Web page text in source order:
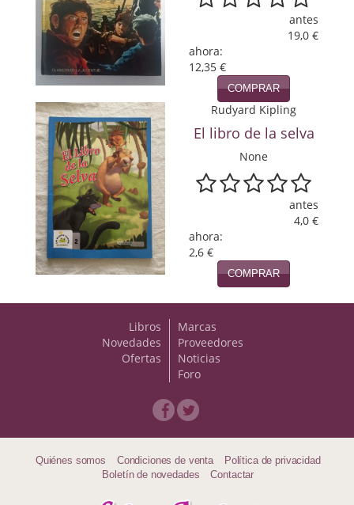
Tema Local
Terror
Terrorismo
Varios
Viajes
Viajesç
antes
19,0 €
ahora:
12,35 €
COMPRAR
Rudyard Kipling
El libro de la selva
None
antes
4,0 €
ahora:
2,6 €
COMPRAR
Libros
Novedades
Ofertas
Marcas
Proveedores
Noticias
Foro
Quiénes somos Condiciones de venta
Política de privacidad
Boletín de novedades
Contactar